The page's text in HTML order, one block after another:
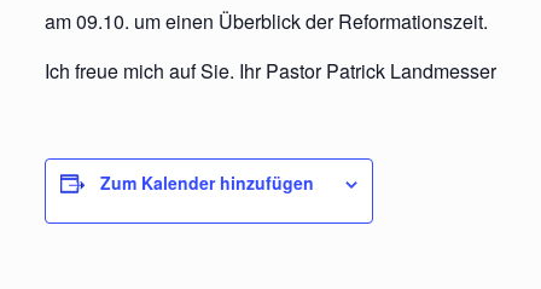
am 09.10. um einen Überblick der Reformationszeit.
Ich freue mich auf Sie. Ihr Pastor Patrick Landmesser
Zum Kalender hinzufügen